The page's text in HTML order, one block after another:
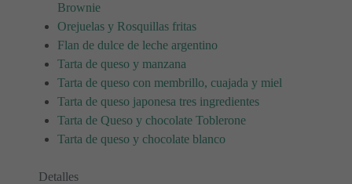
Brownie
Orejuelas y Rosquillas fritas
Flan de dulce de leche argentino
Tarta de queso y manzana
Tarta de queso con membrillo, cuajada y miel
Tarta de queso japonesa tres ingredientes
Tarta de Queso y chocolate Toblerone
Tarta de queso y chocolate blanco
Detalles